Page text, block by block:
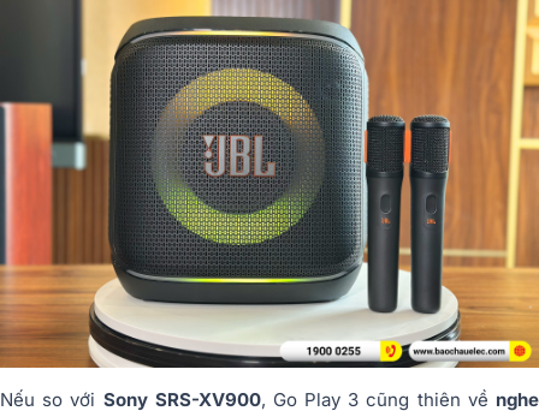
Nếu so với Sony SRS-XV900, Go Play 3 cũng thiên về nghe